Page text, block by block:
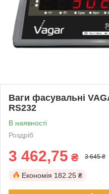
Ваги фасувальні
RS232
В наявності
Роздріб
3 462,75 ₴ 3 645 ₴
Економія 182.25 ₴